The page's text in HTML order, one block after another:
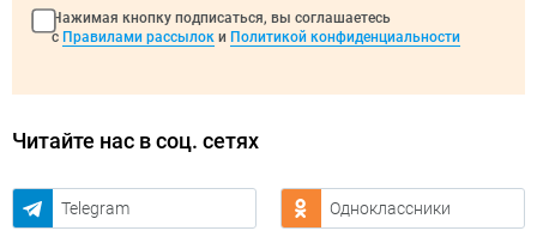
Нажимая кнопку подписаться, вы соглашаетесь
с Правилами рассылок и Политикой конфиденциальности
Читайте нас в соц. сетях
Telegram Одноклассники